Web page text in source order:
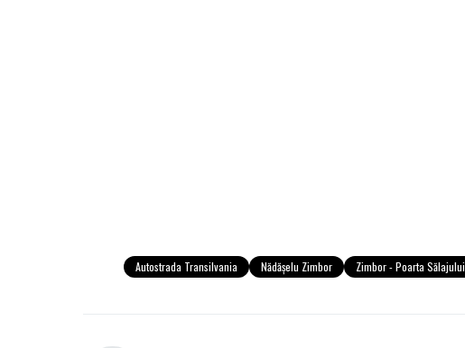
Autostrada Transilvania Nădășelu Zimbor Zimbor - Poarta Sălajului